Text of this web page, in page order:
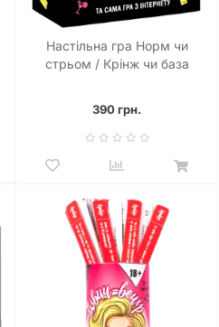
Настільна гра Норм чи
стрьом / Крінж чи база
390 грн.